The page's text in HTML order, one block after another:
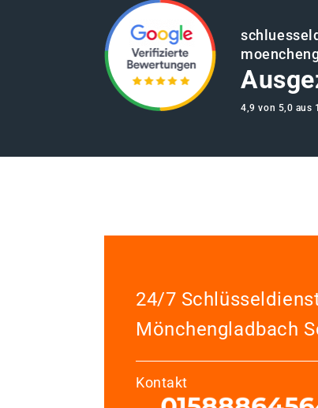
4,9 von 5,0 aus
24/7
Mönchengladbach
Kontakt